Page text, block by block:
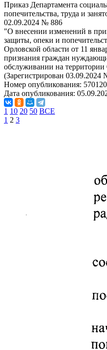
Приказ Департамента
попечительства, труда и
02.09.2024 № 886
"О внесении изменений в
защиты, опеки и
Орловской области от 11
признания граждан
обслуживании на
(Зарегистрирован 03.09.2024
Номер опубликования:
Дата опубликования:
1 10 20 50 ВСЕ
1 2 3